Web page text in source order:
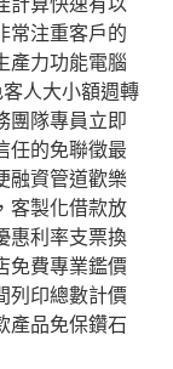
常注重客戶的
產力功能電腦
人大小額週轉
團隊專員立即
任的免聯徵最
融資管道歡樂
客製化借款放
惠利率支票換
免費專業鑑價
列印總數計價
產品免保鑽石